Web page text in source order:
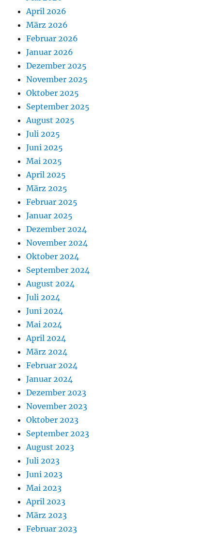
April 2026
März 2026
Februar 2026
Januar 2026
Dezember 2025
November 2025
Oktober 2025
September 2025
August 2025
Juli 2025
Juni 2025
Mai 2025
April 2025
März 2025
Februar 2025
Januar 2025
Dezember 2024
November 2024
Oktober 2024
September 2024
August 2024
Juli 2024
Juni 2024
Mai 2024
April 2024
März 2024
Februar 2024
Januar 2024
Dezember 2023
November 2023
Oktober 2023
September 2023
August 2023
Juli 2023
Juni 2023
Mai 2023
April 2023
März 2023
Februar 2023